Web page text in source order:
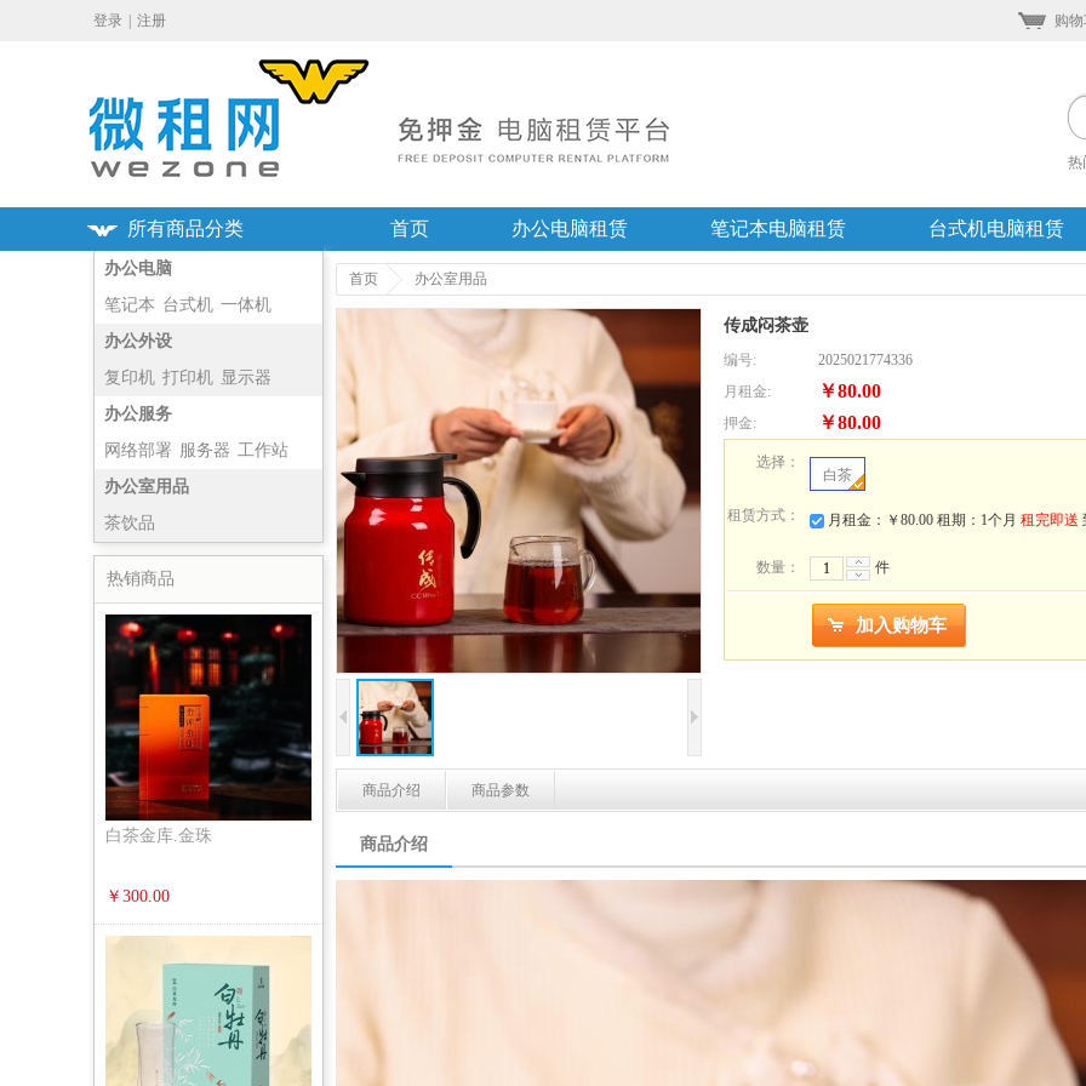
登录 注册 购
热
首页 办公电脑租赁 笔记本电脑租赁 台式机电脑租赁
所有商品分类
办公电脑
笔记本 台式机 一体机
主机
办公外设
复印机 打印机 显示器
投影仪
办公服务
网络部署 服务器 工作站
净化器
办公室用品
茶饮品
热销商品
白茶金库.金珠
￥300.00
首页 办公室用品
传成闷茶壶
编号:
2025021774336
月租金:
￥80.00
押金: ￥80.00
选择：
白茶
租赁方式： 月租金：￥80.00 租期：1个月 租完即送
数量： 件
商品介绍 商品参数
商品介绍